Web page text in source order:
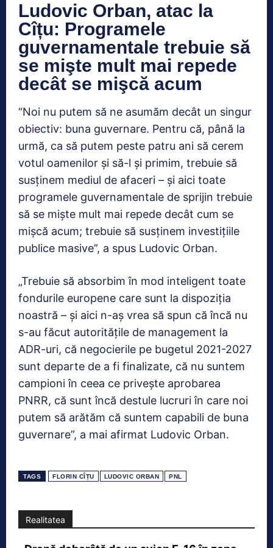
Ludovic Orban, atac la
Cîțu: Programele
guvernamentale trebuie să
se mişte mult mai repede
decât se mişcă acum
“Noi nu putem să ne asumăm decât un singur
obiectiv: buna guvernare. Pentru că, până la
urmă, ca să putem peste patru ani să cerem
votul oamenilor şi să-l şi primim, trebuie să
susţinem mediul de afaceri – şi aici toate
programele guvernamentale de sprijin trebuie
să se mişte mult mai repede decât cum se
mişcă acum; trebuie să susţinem investiţiile
publice masive”, a spus Ludovic Orban.
„Trebuie să absorbim în mod inteligent toate
fondurile europene care sunt la dispoziţia
noastră – şi aici n-aş vrea să spun că încă nu
s-au făcut autorităţile de management la
ADR-uri, că negocierile pe bugetul 2021-2027
sunt departe de a fi finalizate, că nu suntem
campioni în ceea ce priveşte aprobarea
PNRR, că sunt încă destule lucruri în care noi
putem să arătăm că suntem capabili de buna
guvernare”, a mai afirmat Ludovic Orban.
TAGS FLORIN CÎȚU LUDOVIC ORBAN PNL
Realitatea